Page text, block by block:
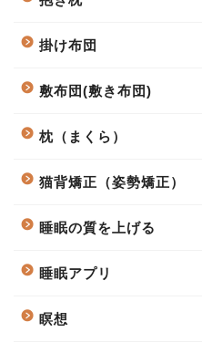
掛け布団
敷布団(敷き布団)
枕（まくら）
猫背矯正（姿勢矯正）
睡眠の質を上げる
睡眠アプリ
瞑想